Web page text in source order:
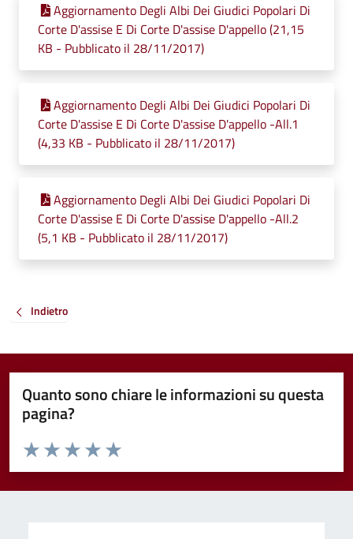
Aggiornamento Degli Albi Dei Giudici Popolari Di
Corte D'assise E Di Corte D'assise D'appello (21,15
KB - Pubblicato il 28/11/2017)
Aggiornamento Degli Albi Dei Giudici Popolari Di
Corte D'assise E Di Corte D'assise D'appello -All.1
(4,33 KB - Pubblicato il 28/11/2017)
Aggiornamento Degli Albi Dei Giudici Popolari Di
Corte D'assise E Di Corte D'assise D'appello -All.2
(5,1 KB - Pubblicato il 28/11/2017)
Indietro
Quanto sono chiare le informazioni su questa
pagina?
Valuta da 1 a 5 stelle la pagina
Valuta 5 stelle su 5
Valuta 4 stelle su 5
Valuta 3 stelle su 5
Valuta 2 stelle su 5
Valuta 1 stelle su 5